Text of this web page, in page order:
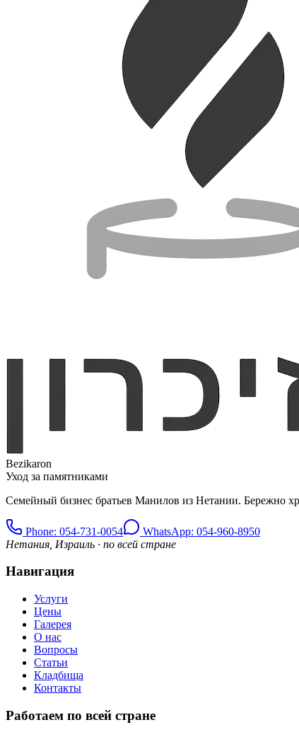
Bezikaron
Уход за памятниками
Семейный бизнес братьев Манилов из Нетании. Бережно
Phone: 054-731-0054
WhatsApp: 054-960-8950
Нетания, Израиль · по всей стране
Навигация
Услуги
Цены
Галерея
О нас
Вопросы
Статьи
Кладбища
Контакты
Работаем по всей стране